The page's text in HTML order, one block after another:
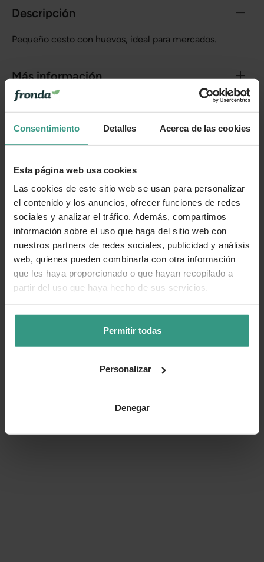
Consentimiento Detalles Acerca de las cookies
Esta página web usa cookies
Las cookies de este sitio web se usan para personalizar
el contenido y los anuncios, ofrecer funciones de redes
sociales y analizar el tráfico. Además, compartimos
información sobre el uso que haga del sitio web con
nuestros partners de redes sociales, publicidad y análisis
web, quienes pueden combinarla con otra información
que les haya proporcionado o que hayan recopilado a
partir del uso que haya hecho de sus servicios.
Permitir todas
Personalizar
Denegar
Descripción
Pequeño cesto con huevos, ideal para mercados.
Más información
Categorías
¿Te ha resultado útil la información de este producto?
👍 Sí 😐 Más o menos 👎 No